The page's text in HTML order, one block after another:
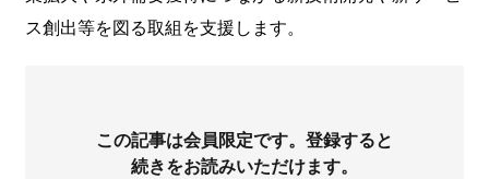
ス創出等を図る取組を支援します。
この記事は会員限定です。登録すると
続きをお読みいただけます。